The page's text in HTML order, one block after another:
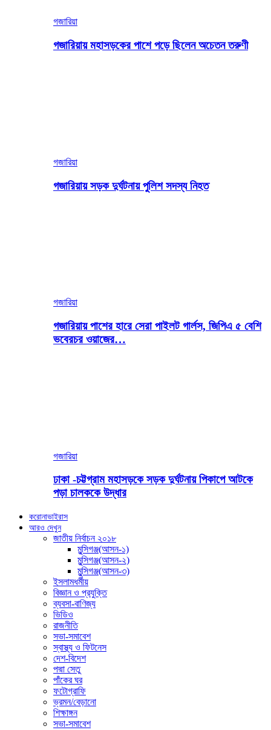
গজারিয়া
গজারিয়ায় মহাসড়কের পাশে পড়ে ছিলেন অচেতন তরুণী
গজারিয়া
গজারিয়ায় সড়ক দুর্ঘটনায় পুলিশ সদস্য নিহত
গজারিয়া
গজারিয়ায় পাশের হারে সেরা পাইলট গার্লস, জিপিএ ৫ বেশি
ভবেরচর ওয়াজের…
গজারিয়া
ঢাকা -চট্টগ্রাম মহাসড়কে সড়ক দুর্ঘটনায় পিকাপে আটকে
পড়া চালককে উদ্ধার
করোনাভাইরাস
আরও দেখুন
জাতীয় নির্বাচন ২০১৮
মুন্সিগঞ্জ(আসন-১)
মুন্সিগঞ্জ(আসন-২)
মুন্সিগঞ্জ(আসন-৩)
ইসলামধর্মীয়
বিজ্ঞান ও প্রযুক্তি
ব্যবসা-বাণিজ্য
ভিডিও
রাজনীতি
সভা-সমাবেশ
স্বাস্থ্য ও ফিটনেস
দেশ-বিদেশ
পদ্মা সেতু
পাঁকের ঘর
ফটোগ্রাফি
ভ্রমন/বেড়ানো
শিক্ষাঙ্গন
সভা-সমাবেশ